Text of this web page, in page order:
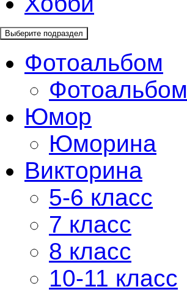
Выберите подраздел
Фотоальбом
Фотоальбом
Юмор
Юморина
Викторина
5-6 класс
7 класс
8 класс
10-11 класс